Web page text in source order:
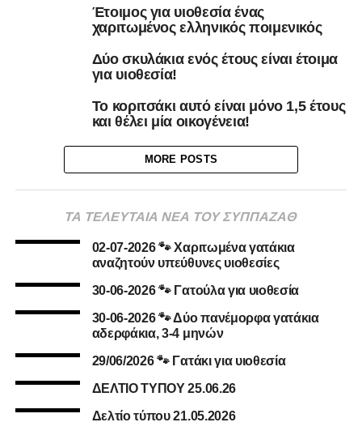
Έτοιμος για υιοθεσία ένας
χαριτωμένος ελληνικός ποιμενικός
Δύο σκυλάκια ενός έτους είναι έτοιμα
για υιοθεσία!
Το κοριτσάκι αυτό είναι μόνο 1,5 έτους
και θέλει μία οικογένεια!
MORE POSTS
ΤΑ ΤΕΛΕΥΤΑΙΑ ΝΕΑ ΤΟΥ ΣΥΠΠΑΖΑΘ
02-07-2026 🐾 Χαριτωμένα γατάκια
αναζητούν υπεύθυνες υιοθεσίες
30-06-2026 🐾 Γατούλα για υιοθεσία
30-06-2026 🐾 Δύο πανέμορφα γατάκια
αδερφάκια, 3-4 μηνών
29/06/2026 🐾 Γατάκι για υιοθεσία
ΔΕΛΤΙΟ ΤΥΠΟΥ 25.06.26
Δελτίο τύπου 21.05.2026